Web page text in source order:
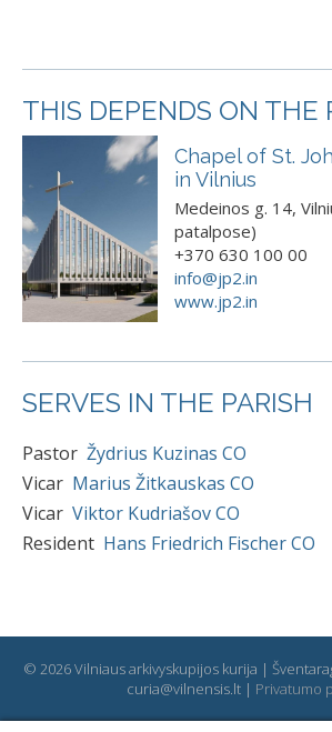
THIS DEPENDS ON THE
Chapel of St.
in Vilnius
Medeinos g. 14,
patalpose)
+370 630 100 00
info@jp2.in
www.jp2.in
SERVES IN THE PARISH
Pastor Žydrius Kuzinas CO
Vicar Marius Žitkauskas CO
Vicar Viktor Kudriašov CO
Resident Hans Friedrich Fischer CO
© 2026 Vilniaus arkivyskupijos kurija |
curia@vilnensis.lt | Privatumo